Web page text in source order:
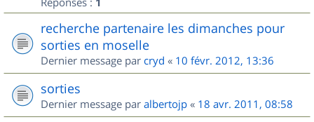
recherche partenaire les dimanches pour
sorties en moselle
Dernier message par cryd « 10 févr. 2012, 13:36
sorties
Dernier message par albertojp « 18 avr. 2011, 08:58